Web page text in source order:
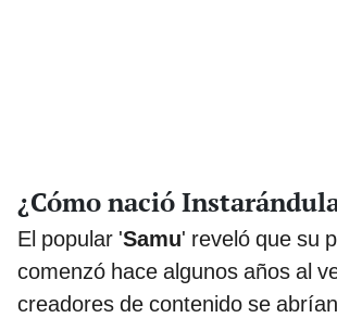
¿Cómo nació
El popular 'Samu' reveló que su
comenzó hace algunos años al
creadores de contenido se